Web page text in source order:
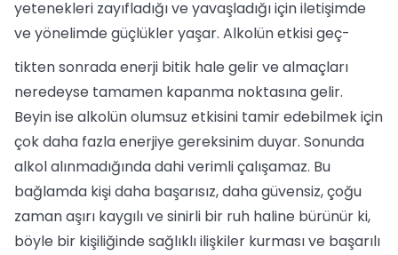
yetenekleri zayıfladığı ve yavaşladığı için iletişimde
ve yönelimde güçlükler yaşar. Alkolün etkisi geç-
tikten sonrada enerji bitik hale gelir ve almaçları
neredeyse tamamen kapanma noktasına gelir.
Beyin ise alkolün olumsuz etkisini tamir edebilmek için
çok daha fazla enerjiye gereksinim duyar. Sonunda
alkol alınmadığında dahi verimli çalışamaz. Bu
bağlamda kişi daha başarısız, daha güvensiz, çoğu
zaman aşırı kaygılı ve sinirli bir ruh haline bürünür ki,
böyle bir kişiliğinde sağlıklı ilişkiler kurması ve başarılı